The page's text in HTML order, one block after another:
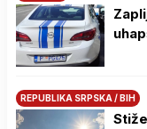
REPUBLIKA SRPSKA / BIH